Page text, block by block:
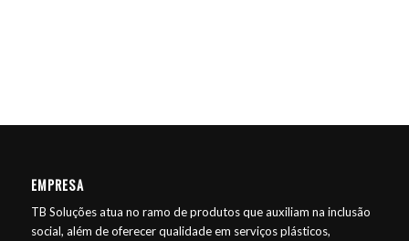
EMPRESA
TB Soluções atua no ramo de produtos que auxiliam na inclusão
social, além de oferecer qualidade em serviços plásticos,